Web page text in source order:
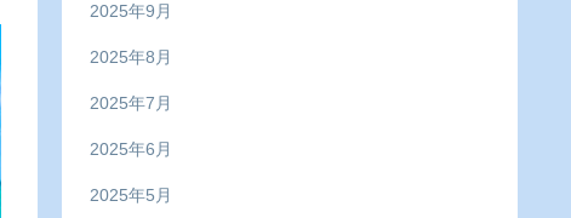
2025年9月
2025年8月
2025年7月
2025年6月
2025年5月